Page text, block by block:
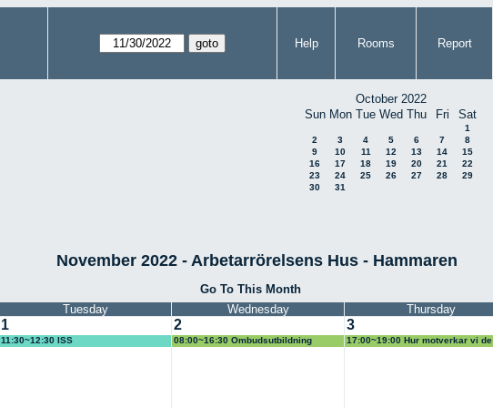
Help Rooms Report
October 2022
Sun Mon Tue Wed Thu Fri Sat
1
2
3 4 5 6 7
8
9
10 11 12 13 14
15
16
17 18 19 20 21
22
23
24 25 26 27 28
29
30
31
November 2022 - Arbetarrörelsens Hus - Hammaren
Go To This Month
Tuesday Wednesday Thursday
1
11:30~12:30 ISS
2
08:00~16:30 Ombudsutbildning
3
17:00~19:00 Hur motverkar vi de
högerextrema vindarna?